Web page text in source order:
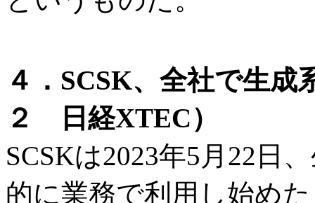
４．SCSK、全社で生
２ 日経XTEC）
SCSKは2023年5月22日
的に業務で利用し始め